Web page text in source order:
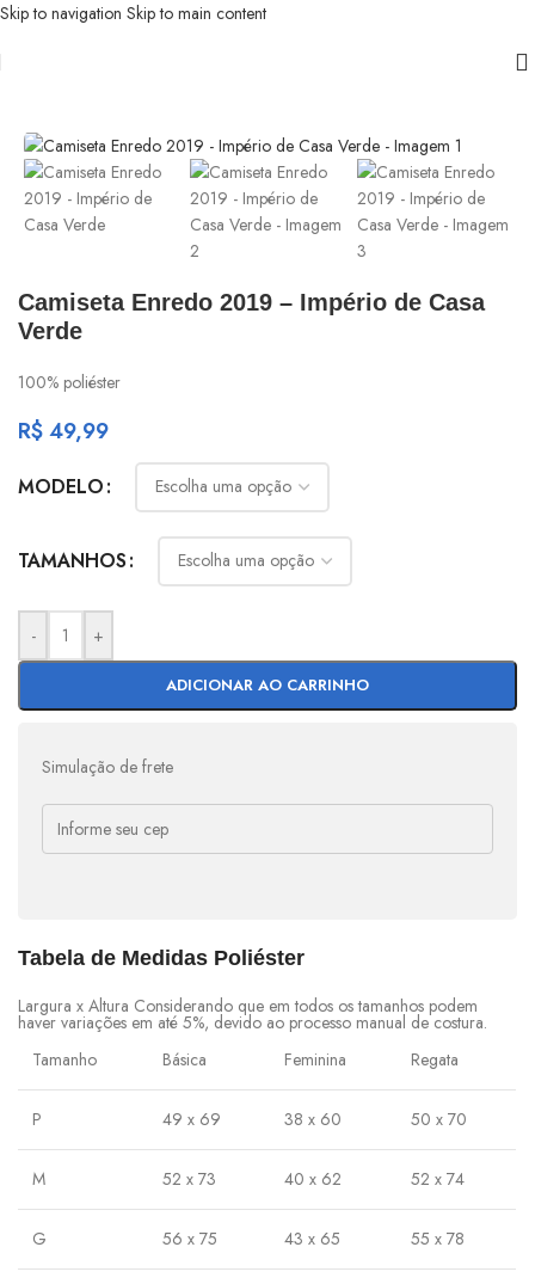
Skip to navigation Skip to main content
Camiseta Enredo 2019 – Império de Casa
Verde
100% poliéster
R$49,99
MODELO
TAMANHOS
- +
ADICIONAR AO CARRINHO
Simulação de frete
Tabela de Medidas Poliéster
Largura x Altura Considerando que em todos os tamanhos podem
haver variações em até 5%, devido ao processo manual de costura.
Tamanho
Básica Feminina Regata
P 49 x 69 38 x 60 50 x 70
M 52 x 73 40 x 62 52 x 74
G 56 x 75 43 x 65 55 x 78